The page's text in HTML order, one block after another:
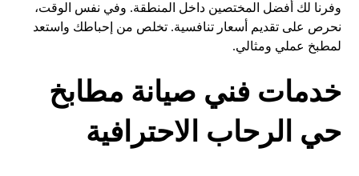
وفرنا لك أفضل المختصين داخل المنطقة. وفي نفس الوقت،
نحرص على تقديم أسعار تنافسية. تخلص من إحباطك واستعد
لمطبخ عملي ومثالي.
خدمات فني صيانة مطابخ
حي الرحاب الاحترافية